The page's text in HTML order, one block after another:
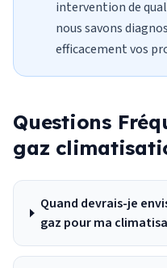
intervention de
nous savons
efficacement vos
Questions
gaz
Quand devrais-je
gaz pour ma